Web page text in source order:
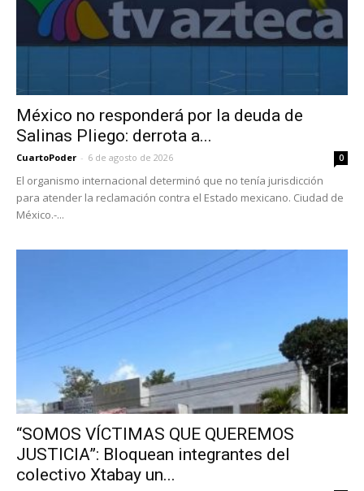
México no responderá por la deuda de
Salinas Pliego: derrota a...
CuartoPoder - 6 de agosto de 2026 0
El organismo internacional determinó que no tenía jurisdicción
para atender la reclamación contra el Estado mexicano. Ciudad de
México.-...
“SOMOS VÍCTIMAS QUE QUEREMOS
JUSTICIA”: Bloquean integrantes del
colectivo Xtabay un...